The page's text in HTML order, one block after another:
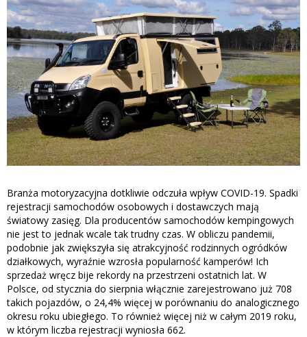
Branża motoryzacyjna dotkliwie odczuła wpływ COVID-19. Spadki
rejestracji samochodów osobowych i dostawczych mają
światowy zasięg. Dla producentów samochodów kempingowych
nie jest to jednak wcale tak trudny czas. W obliczu pandemii,
podobnie jak zwiększyła się atrakcyjność rodzinnych ogródków
działkowych, wyraźnie wzrosła popularność kamperów! Ich
sprzedaż wręcz bije rekordy na przestrzeni ostatnich lat. W
Polsce, od stycznia do sierpnia włącznie zarejestrowano już 708
takich pojazdów, o 24,4% więcej w porównaniu do analogicznego
okresu roku ubiegłego. To również więcej niż w całym 2019 roku,
w którym liczba rejestracji wyniosła 662.